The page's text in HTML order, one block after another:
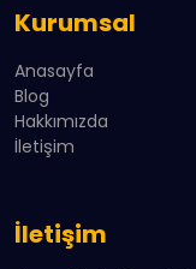
Kurumsal
Anasayfa
Blog
Hakkımızda
İletişim
İletişim